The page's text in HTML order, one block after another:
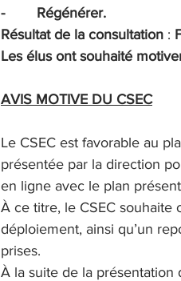
-        Régénérer.
Résultat de la consultation :
Les élus ont souhaité
AVIS MOTIVE DU CSEC
Le CSEC est favorable au
présentée par la direction
en ligne avec le plan
À ce titre, le CSEC souhaite
déploiement, ainsi qu’un
prises.
À la suite de la présentation